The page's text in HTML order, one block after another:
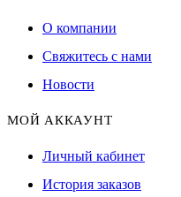
О компании
Свяжитесь с нами
Новости
МОЙ АККАУНТ
Личный кабинет
История заказов